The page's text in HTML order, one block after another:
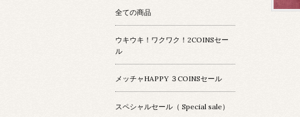
全ての商品
ウキウキ！ワクワク！2COINSセー
ル
メッチャHAPPY ３COINSセール
スペシャルセール（ Special sale）